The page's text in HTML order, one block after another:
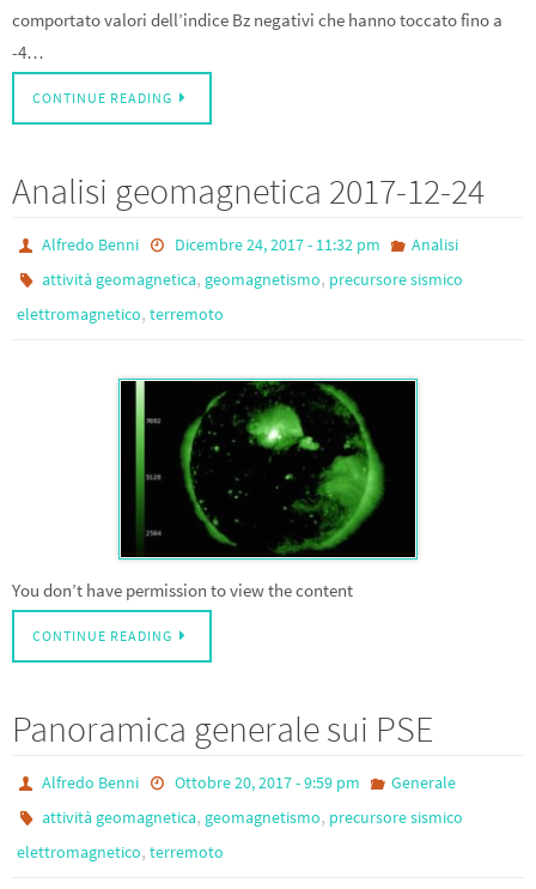
comportato valori dell’indice Bz negativi che hanno toccato fino a
-4…
CONTINUE READING
Analisi geomagnetica 2017-12-24
Alfredo Benni Dicembre 24, 2017 - 11:32 pm
Analisi
attività geomagnetica, geomagnetismo, precursore sismico
elettromagnetico, terremoto
You don’t have permission to view the content
CONTINUE READING
Panoramica generale sui PSE
Alfredo Benni Ottobre 20, 2017 - 9:59 pm
Generale
attività geomagnetica, geomagnetismo, precursore sismico
elettromagnetico, terremoto